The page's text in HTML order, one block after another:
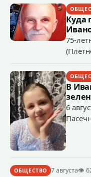
Шереметевский, д. 85)
площадка.
Куда
75-
В
6
ОБЩЕСТВО 7 августа👁